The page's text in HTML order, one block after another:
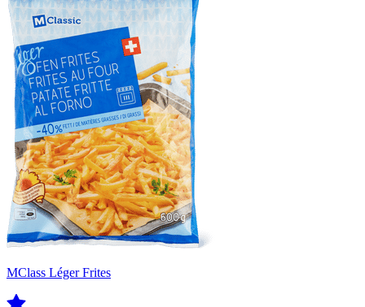
MClass Léger Frites